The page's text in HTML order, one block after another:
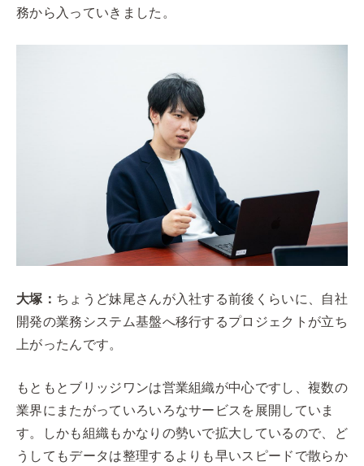
務から入っていきました。
大塚： ちょうど妹尾さんが入社する前後くらいに、自社
開発の業務システム基盤へ移行するプロジェクトが立ち
上がったんです。
もともとブリッジワンは営業組織が中心ですし、複数の
業界にまたがっていろいろなサービスを展開していま
す。しかも組織もかなりの勢いで拡大しているので、ど
うしてもデータは整理するよりも早いスピードで散らか